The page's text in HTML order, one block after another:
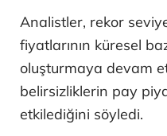
Analistler, rekor
fiyatlarının küresel
oluşturmaya devam
belirsizliklerin pay
etkilediğini söyledi.